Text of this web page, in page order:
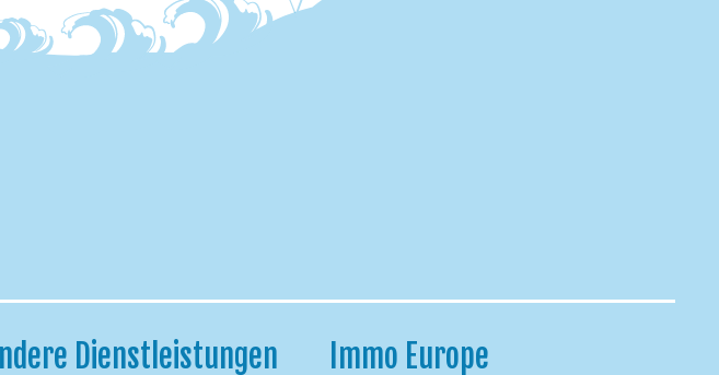
Dienstleistungen Immo Europe